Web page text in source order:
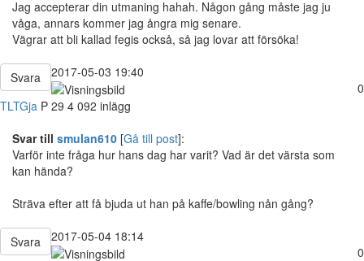
Jag accepterar din utmaning hahah. Någon gång måste jag ju
våga, annars kommer jag ångra mig senare.
Vägrar att bli kallad fegis också, så jag lovar att försöka!
Svara
2017-05-03 19:40
0
TLTGja P 29 4 092 inlägg
Svar till smulan610 [Gå till post]:
Varför inte fråga hur hans dag har varit? Vad är det värsta som
kan hända?
Sträva efter att få bjuda ut han på kaffe/bowling nån gång?
Svara
2017-05-04 18:14
0